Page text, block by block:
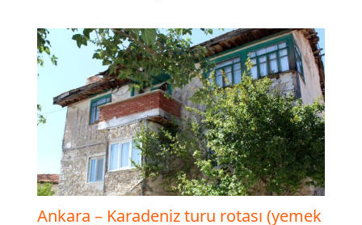
Ankara – Karadeniz turu rotası (yemek